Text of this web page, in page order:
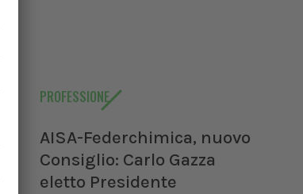
PROFESSIONE
AISA-Federchimica, nuovo
Consiglio: Carlo Gazza
eletto Presidente